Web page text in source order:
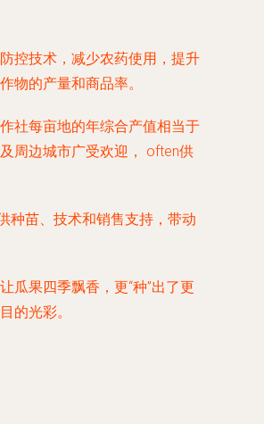
控技术，减少农药使用，提升
物的产量和商品率。
社每亩地的年综合产值相当于
周边城市广受欢迎， often供
种苗、技术和销售支持，带动
瓜果四季飘香，更“种”出了更
的光彩。